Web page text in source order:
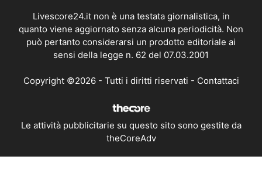
Livescore24.it non è una testata giornalistica, in
quanto viene aggiornato senza alcuna periodicità. Non
può pertanto considerarsi un prodotto editoriale ai
sensi della legge n. 62 del 07.03.2001
Copyright ©2026 - Tutti i diritti riservati - Contattaci
Le attività pubblicitarie su questo sito sono gestite da
theCoreAdv